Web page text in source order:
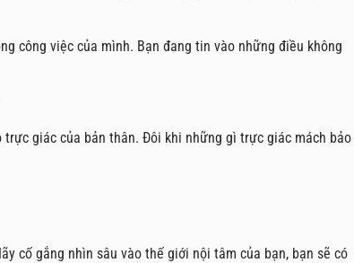
công việc của mình. Bạn đang tin vào những điều không
trực giác của bản thân. Đôi khi những gì trực giác mách bảo
cố gắng nhìn sâu vào thế giới nội tâm của bạn, bạn sẽ có